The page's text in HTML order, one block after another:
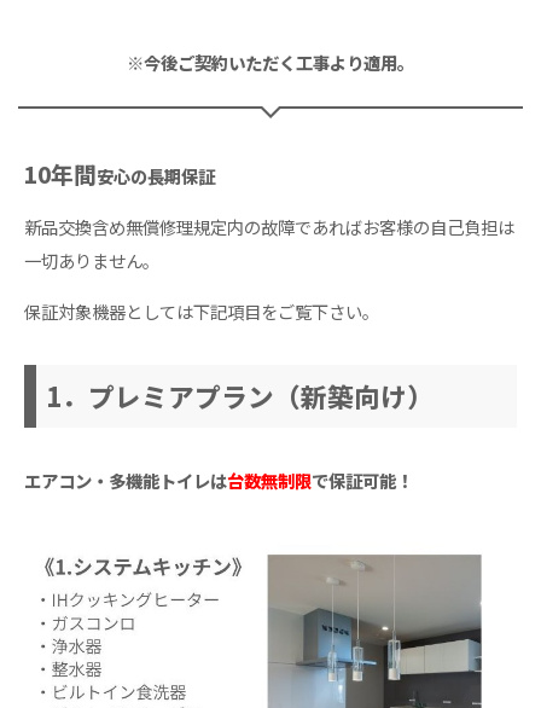
※今後ご契約いただく工事より適用。
10年間安心の長期保証
新品交換含め無償修理規定内の故障であればお客様の自己負担は
一切ありません。
保証対象機器としては下記項目をご覧下さい。
1．プレミアプラン（新築向け）
エアコン・多機能トイレは台数無制限で保証可能！